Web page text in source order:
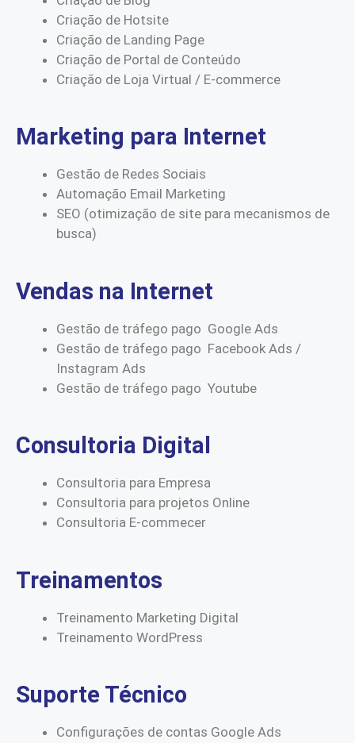
Criação de Hotsite
Criação de Landing Page
Criação de Portal de Conteúdo
Criação de Loja Virtual / E-commerce
Marketing para Internet
Gestão de Redes Sociais
Automação Email Marketing
SEO (otimização de site para mecanismos de
busca)
Vendas na Internet
Gestão de tráfego pago Google Ads
Gestão de tráfego pago Facebook Ads /
Instagram Ads
Gestão de tráfego pago Youtube
Consultoria Digital
Consultoria para Empresa
Consultoria para projetos Online
Consultoria E-commecer
Treinamentos
Treinamento Marketing Digital
Treinamento WordPress
Suporte Técnico
Configurações de contas Google Ads